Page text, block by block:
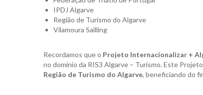
IPDJ Algarve
Região de Turismo do Algarve
Vilamoura Sailling
Recordamos que o Projeto Internacionalizar +
no domínio da RIS3 Algarve – Turismo. Este
Região de Turismo do Algarve, beneficiando do